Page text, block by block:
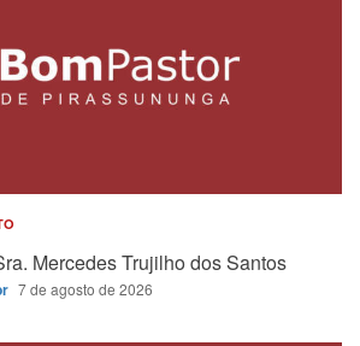
Mercedes Trujilho dos Santos
7 de agosto de 2026